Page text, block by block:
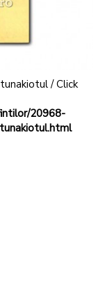
/ Click
20968-